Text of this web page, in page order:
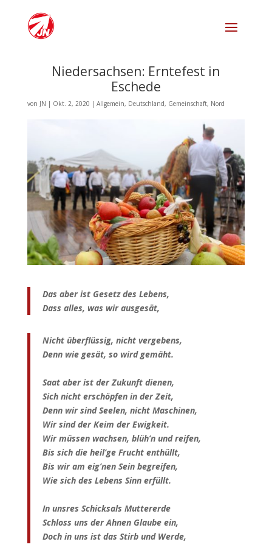
Niedersachsen: Erntefest in
Eschede
von JN | Okt. 2, 2020 | Allgemein, Deutschland, Gemeinschaft, Nord
Das aber ist Gesetz des Lebens,
Dass alles, was wir ausgesät,
Nicht überflüssig, nicht vergebens,
Denn wie gesät, so wird gemäht.
Saat aber ist der Zukunft dienen,
Sich nicht erschöpfen in der Zeit,
Denn wir sind Seelen, nicht Maschinen,
Wir sind der Keim der Ewigkeit.
Wir müssen wachsen, blüh’n und reifen,
Bis sich die heil’ge Frucht enthüllt,
Bis wir am eig’nen Sein begreifen,
Wie sich des Lebens Sinn erfüllt.
In unsres Schicksals Muttererde
Schloss uns der Ahnen Glaube ein,
Doch in uns ist das Stirb und Werde,